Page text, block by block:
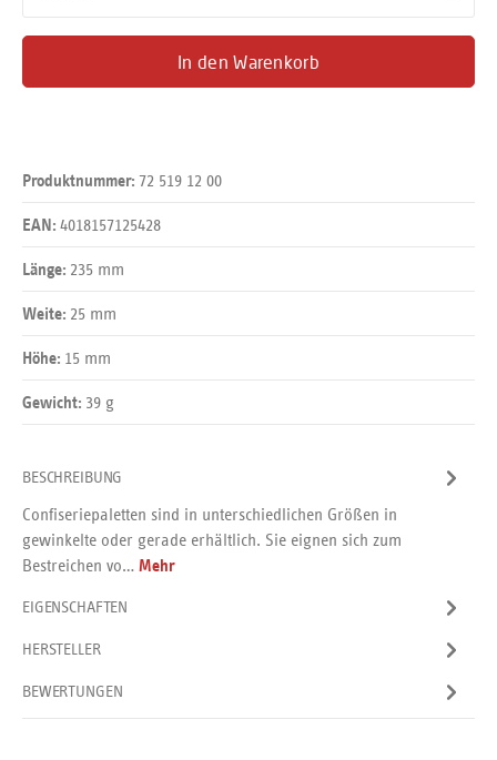
In den Warenkorb
Produktnummer: 72 519 12 00
EAN: 4018157125428
Länge: 235 mm
Weite: 25 mm
Höhe: 15 mm
Gewicht: 39 g
BESCHREIBUNG
Confiseriepaletten sind in unterschiedlichen Größen in
gewinkelte oder gerade erhältlich. Sie eignen sich zum
Bestreichen vo… Mehr
EIGENSCHAFTEN
HERSTELLER
BEWERTUNGEN